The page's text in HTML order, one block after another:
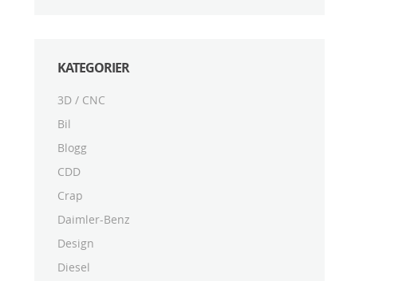
KATEGORIER
3D / CNC
Bil
Blogg
CDD
Crap
Daimler-Benz
Design
Diesel